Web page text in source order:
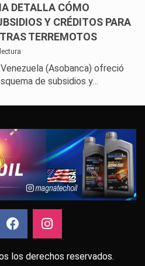
DETALLA CÓMO
Y CRÉDITOS PARA
TERREMOTOS
(Asobanca) ofreció
de subsidios y…
los derechos reservados.